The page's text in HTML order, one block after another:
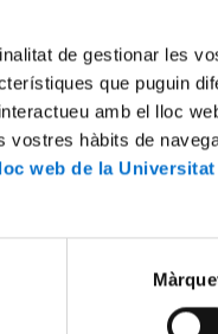
de gestionar les
que puguin
amb el lloc
vostres hàbits de
web de la Universitat
a debat